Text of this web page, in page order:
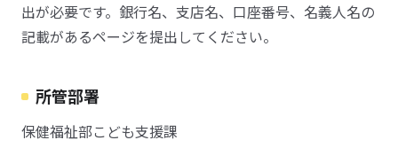
出が必要です。銀行名、支店名、口座番号、名義人名の
記載があるページを提出してください。
所管部署
保健福祉部こども支援課